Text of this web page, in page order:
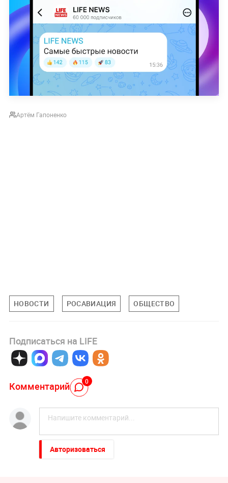
Артём Гапоненко
НОВОСТИ РОСАВИАЦИЯ ОБЩЕСТВО
Подписаться на LIFE
Комментарий 0
Авторизоваться